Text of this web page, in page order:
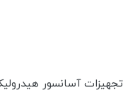
تجهیزات آسانسور